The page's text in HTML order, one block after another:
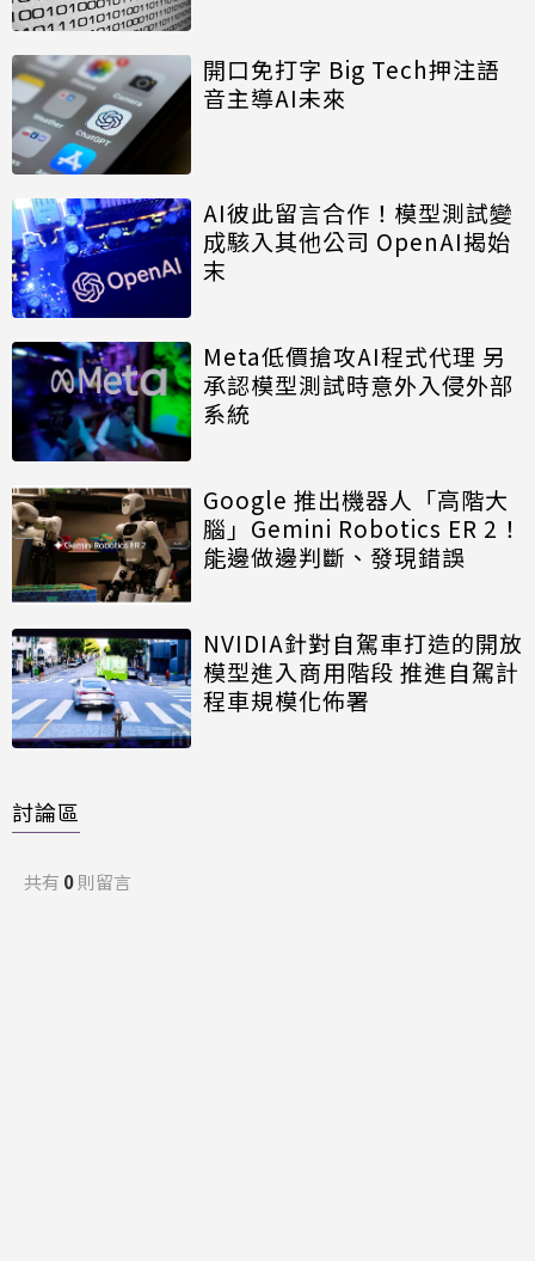
開口免打字 Big Tech押注語
音主導AI未來
AI彼此留言合作！模型測試變
成駭入其他公司 OpenAI揭始
末
Meta低價搶攻AI程式代理 另
承認模型測試時意外入侵外部
系統
Google 推出機器人「高階大
腦」Gemini Robotics ER 2！
能邊做邊判斷、發現錯誤
NVIDIA針對自駕車打造的開放
模型進入商用階段 推進自駕計
程車規模化佈署
討論區
共有 0則留言